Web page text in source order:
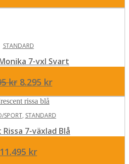
STANDARD
7-vxl Svart
kr Det
ursprungliga
priset
var:
9.295 kr.
8.295 krDet
nuvarande
är:
8.295 kr.
SPORT, STANDARD
7-växlad Blå
11.495 kr